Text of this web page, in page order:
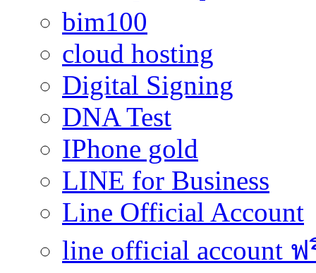
bim100
cloud hosting
Digital Signing
DNA Test
IPhone gold
LINE for Business
Line Official Account
line official account